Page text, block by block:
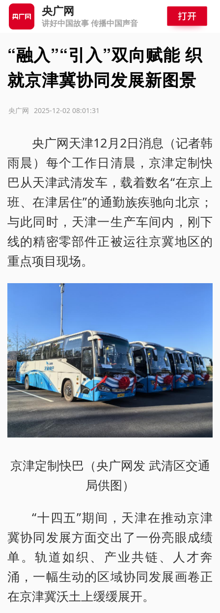
央广网
讲好中国故事 传播中国声音
“融入”“引入”双向赋能 织
就京津冀协同发展新图景
2025-12-02 08:01:31
央广网
央广网天津12月2日消息（记者韩
雨晨）每个工作日清晨，京津定制快
巴从天津武清发车，载着数名“在京上
班、在津居住”的通勤族疾驰向北京；
与此同时，天津一生产车间内，刚下
线的精密零部件正被运往京冀地区的
重点项目现场。
京津定制快巴（央广网发 武清区交通
局供图）
“十四五”期间，天津在推动京津
冀协同发展方面交出了一份亮眼成绩
单。轨道如织、产业共链、人才奔
涌，一幅生动的区域协同发展画卷正
在京津冀沃土上缓缓展开。